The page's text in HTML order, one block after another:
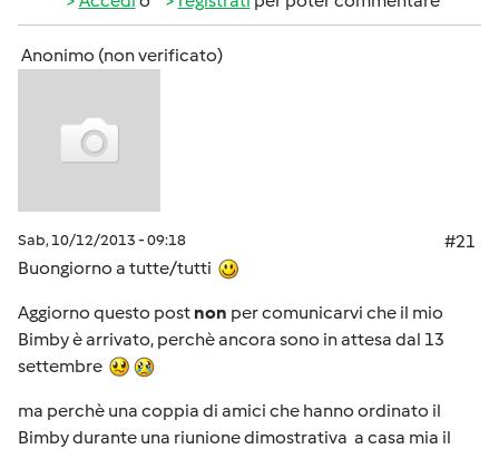
Anonimo (non verificato)
Sab, 10/12/2013 - 09:18
#21
Buongiorno a tutte/tutti
Aggiorno questo post non per comunicarvi che il mio
Bimby è arrivato, perchè ancora sono in attesa dal 13
settembre
ma perchè una coppia di amici che hanno ordinato il
Bimby durante una riunione dimostrativa a casa mia il